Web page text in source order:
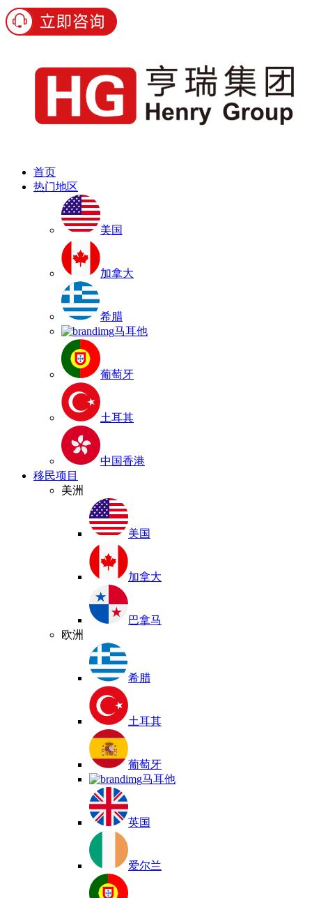
首页
热门地区
美国
加拿大
希腊
马耳他
葡萄牙
土耳其
中国香港
移民项目
美洲
美国
加拿大
巴拿马
欧洲
希腊
土耳其
葡萄牙
马耳他
英国
爱尔兰